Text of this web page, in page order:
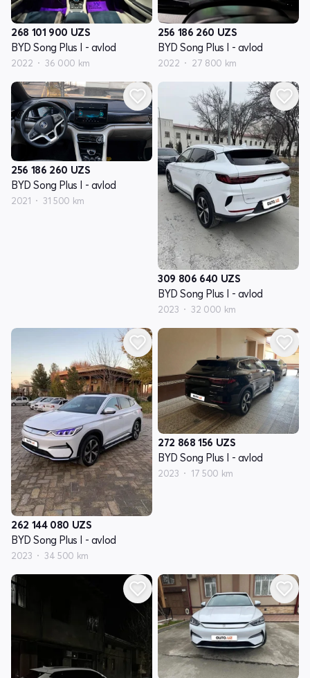
268 101 900 UZS
BYD Song Plus I - avlod
2022 36 000 km
256 186 260 UZS
BYD Song Plus I - avlod
2022 27 800 km
256 186 260 UZS
BYD Song Plus I - avlod
2021 31 500 km
309 806 640 UZS
BYD Song Plus I - avlod
2023 32 000 km
262 144 080 UZS
BYD Song Plus I - avlod
2023 34 500 km
272 868 156 UZS
BYD Song Plus I - avlod
2023 17 500 km